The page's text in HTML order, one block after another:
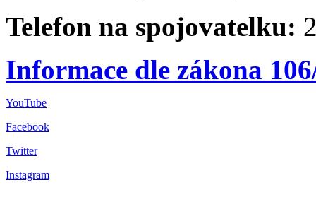
Telefon na spojovatelku:
Informace dle zákona
YouTube
Facebook
Twitter
Instagram